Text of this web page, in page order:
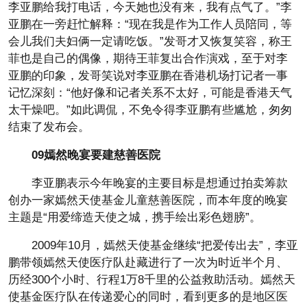
李亚鹏给我打电话，今天她也没有来，我有点气了。”李
亚鹏在一旁赶忙解释：“现在我是作为工作人员陪同，等
会儿我们夫妇俩一定请吃饭。”发哥才又恢复笑容，称王
菲也是自己的偶像，期待王菲复出合作演戏，至于对李
亚鹏的印象，发哥笑说对李亚鹏在香港机场打记者一事
记忆深刻：“他好像和记者关系不太好，可能是香港天气
太干燥吧。”如此调侃，不免令得李亚鹏有些尴尬，匆匆
结束了发布会。
09嫣然晚宴要建慈善医院
李亚鹏表示今年晚宴的主要目标是想通过拍卖筹款
创办一家嫣然天使基金儿童慈善医院，而本年度的晚宴
主题是“用爱缔造天使之城，携手绘出彩色翅膀”。
2009年10月，嫣然天使基金继续“把爱传出去”，李亚
鹏带领嫣然天使医疗队赴藏进行了一次为时近半个月、
历经300个小时、行程1万8千里的公益救助活动。嫣然天
使基金医疗队在传递爱心的同时，看到更多的是地区医